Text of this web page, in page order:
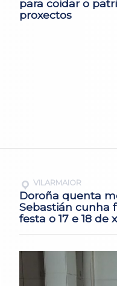
para coidar o
proxectos
VILARMAIOR
Doroña quenta
Sebastián cunha
festa o 17 e 18 de